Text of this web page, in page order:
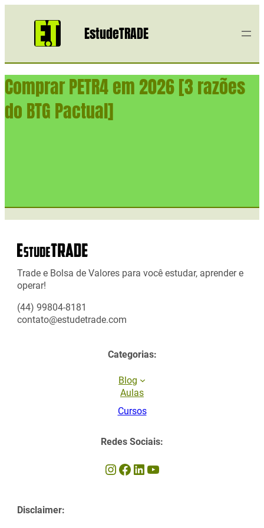
EstudeTRADE
Comprar PETR4 em 2026 [3 razões
do BTG Pactual]
Trade e Bolsa de Valores para você estudar, aprender e
operar!
(44) 99804-8181
contato@estudetrade.com
Categorias:
Blog
Aulas
Cursos
Redes Sociais:
Instagram Facebook LinkedIn Youtube
Disclaimer: